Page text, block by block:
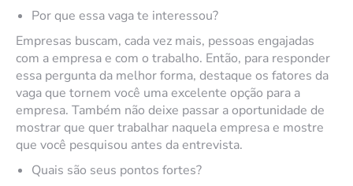
Por que essa vaga te interessou?
Empresas buscam, cada vez mais, pessoas engajadas
com a empresa e com o trabalho. Então, para responder
essa pergunta da melhor forma, destaque os fatores da
vaga que tornem você uma excelente opção para a
empresa. Também não deixe passar a oportunidade de
mostrar que quer trabalhar naquela empresa e mostre
que você pesquisou antes da entrevista.
Quais são seus pontos fortes?